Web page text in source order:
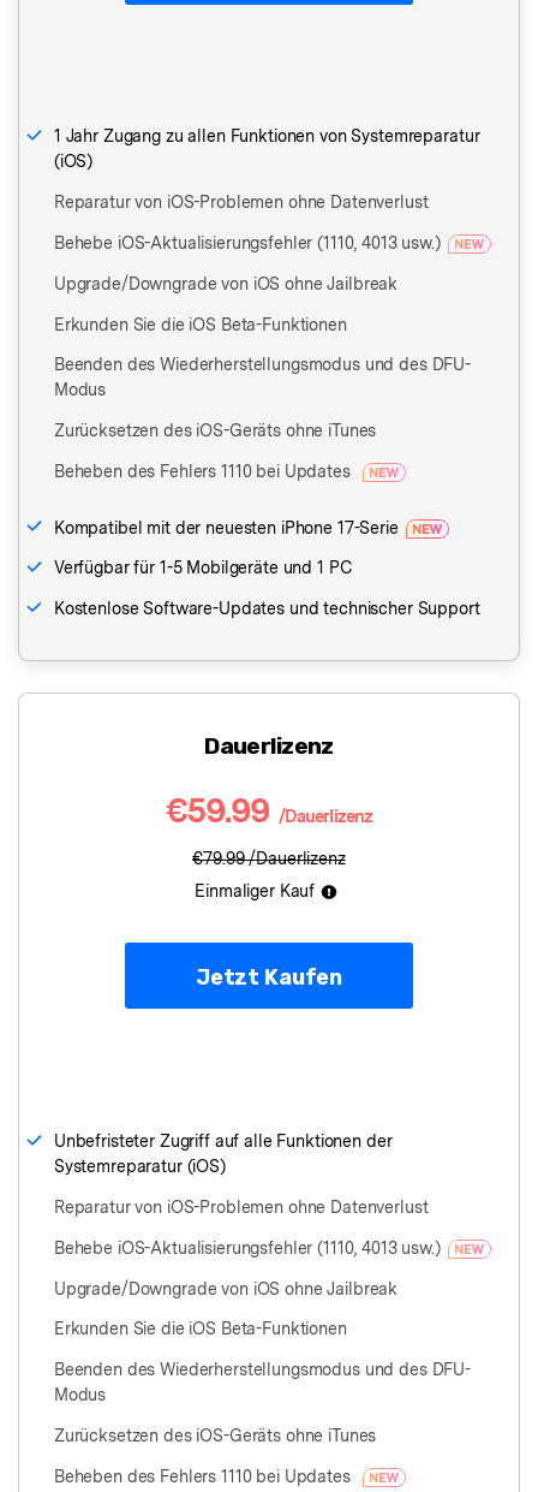
1 Jahr Zugang zu allen Funktionen von Systemreparatur
(iOS)
Reparatur von iOS-Problemen ohne Datenverlust
Behebe iOS-Aktualisierungsfehler (1110, 4013 usw.)
Upgrade/Downgrade von iOS ohne Jailbreak
Erkunden Sie die iOS Beta-Funktionen
Beenden des Wiederherstellungsmodus und des DFU-
Modus
Zurücksetzen des iOS-Geräts ohne iTunes
Beheben des Fehlers 1110 bei Updates
Kompatibel mit der neuesten iPhone 17-Serie
Verfügbar für 1-5 Mobilgeräte und 1 PC
Kostenlose Software-Updates und technischer Support
Dauerlizenz
€59.99 /Dauerlizenz
€79.99/Dauerlizenz
Einmaliger Kauf
Jetzt Kaufen
Unbefristeter Zugriff auf alle Funktionen der
Systemreparatur (iOS)
Reparatur von iOS-Problemen ohne Datenverlust
Behebe iOS-Aktualisierungsfehler (1110, 4013 usw.)
Upgrade/Downgrade von iOS ohne Jailbreak
Erkunden Sie die iOS Beta-Funktionen
Beenden des Wiederherstellungsmodus und des DFU-
Modus
Zurücksetzen des iOS-Geräts ohne iTunes
Beheben des Fehlers 1110 bei Updates